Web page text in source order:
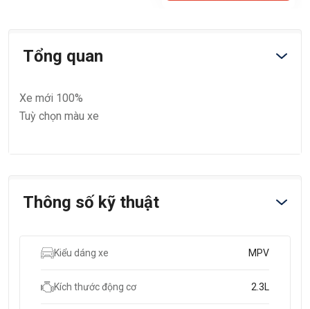
Tổng quan
Xe mới 100%
Tuỳ chọn màu xe
Thông số kỹ thuật
Kiểu dáng xe MPV
Kích thước động cơ 2.3L